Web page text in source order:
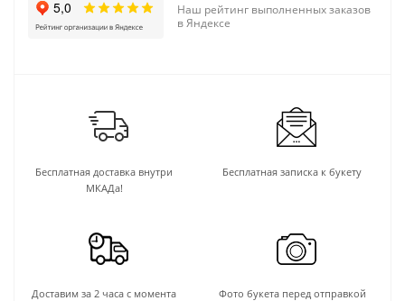
Наш рейтинг выполненных заказов
в Яндексе
Бесплатная доставка внутри
МКАДа!
Бесплатная записка к букету
Доставим за 2 часа с момента
Фото букета перед отправкой